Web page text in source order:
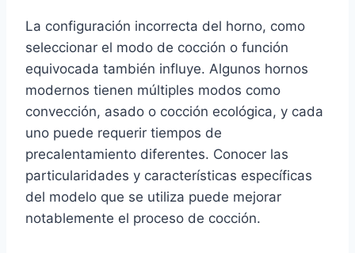
La configuración incorrecta del horno, como
seleccionar el modo de cocción o función
equivocada también influye. Algunos hornos
modernos tienen múltiples modos como
convección, asado o cocción ecológica, y cada
uno puede requerir tiempos de
precalentamiento diferentes. Conocer las
particularidades y características específicas
del modelo que se utiliza puede mejorar
notablemente el proceso de cocción.